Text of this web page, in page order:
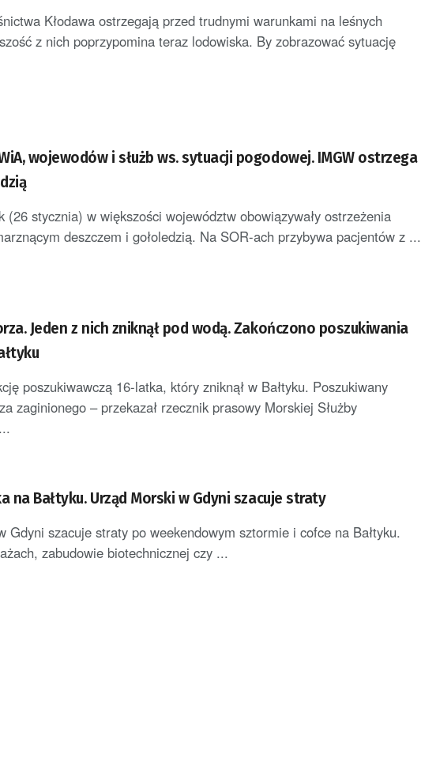
Kłodawa ostrzegają przed trudnymi warunkami na leśnych
z nich poprzypomina teraz lodowiska. By zobrazować sytuację
wojewodów i służb ws. sytuacji pogodowej. IMGW ostrzega
(26 stycznia) w większości województw obowiązywały ostrzeżenia
deszczem i gołoledzią. Na SOR-ach przybywa pacjentów z ...
Jeden z nich zniknął pod wodą. Zakończono poszukiwania
poszukiwawczą 16-latka, który zniknął w Bałtyku. Poszukiwany
zaginionego – przekazał rzecznik prasowy Morskiej Służby
na Bałtyku. Urząd Morski w Gdyni szacuje straty
Gdyni szacuje straty po weekendowym sztormie i cofce na Bałtyku.
zabudowie biotechnicznej czy ...